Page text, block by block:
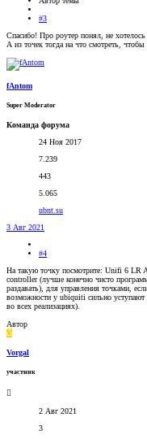
#3
Спасибо! Про роутер понял, не хотелось
А из точек тогда на что смотреть,
fAntom
Super Moderator
Команда форума
24 Ноя 2017
7.239
443
5.065
ubnt.su
3 Авг 2021
#4
На такую точку посмотрите: Unifi 6 LR
controller (лучше конечно чисто
раздавать), для управления точками,
возможности у ubiquiti сильно уступают
во всех реализациях).
Автор
V
Vorgal
участник
2 Авг 2021
3